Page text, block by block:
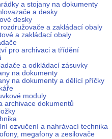
a stojany na dokumenty
a desky
desky
a zakládací obaly
a zakládací obaly
pro archivaci a třídění
a odkládací zásuvky
na dokumenty
na dokumenty a dělící příčky
moduly
archivace dokumentů
ozvučení a nahrávací technika
megafony a zesilovače